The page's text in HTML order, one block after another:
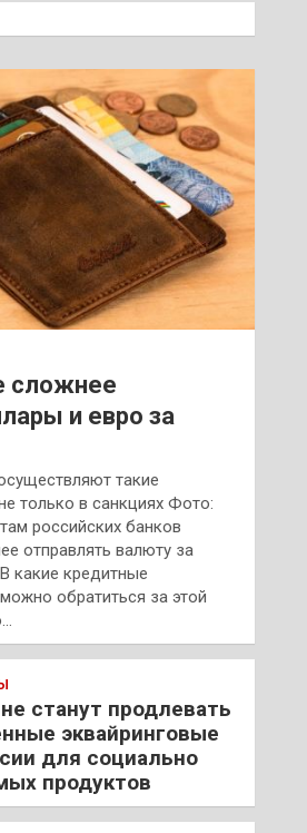
сложнее
и евро за
такие
только в санкциях Фото:
российских банков
отправлять валюту за
какие кредитные
обратиться за этой
станут продлевать
эквайринговые
для социально
продуктов